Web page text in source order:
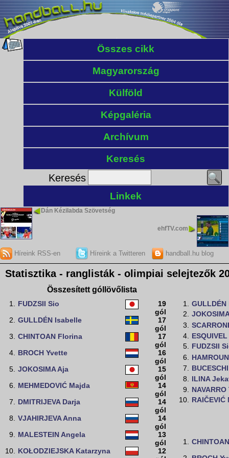
Összes cikk
Magyarország
Külföld
Képgaléria
Archívum
Keresés
Keresés
Linkek
Dán Kézilabda Szövetség
ehfTV.com
Híreink RSS-en Híreink a Twitteren handball.hu blog
Statisztika - ranglisták - olimpiai selejtezők
Összesített góllövőlista
1. FUDZSII Sio
19
gól
2.
GULLDÉN Isabelle
17
gól
3.
CHINTOAN Florina
17
gól
4.
BROCH Yvette
16
gól
5. JOKOSIMA Aja
15
gól
6.
MEHMEDOVIĆ Majda
14
gól
7.
DMITRIJEVA Darja
14
gól
8.
VJAHIRJEVA Anna
14
gól
9.
MALESTEIN Angela
13
gól
10.
KOŁODZIEJSKA Katarzyna
12
1.
2.
3.
4.
5.
FUDZSII
6.
7.
8.
ILINA
9.
10.
RAIČEVIĆ
1.